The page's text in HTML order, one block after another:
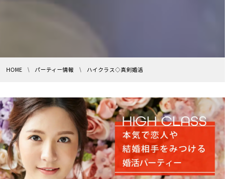
HOME パーティー情報 ハイクラス◇真剣婚活